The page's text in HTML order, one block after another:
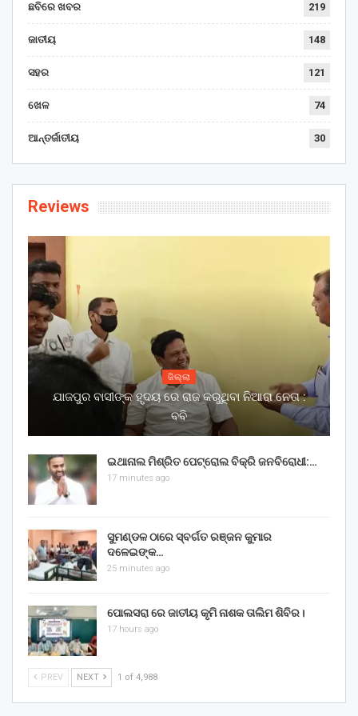
ଛବିରେ ଖବର 219
ଜାତୀୟ 148
ସହର 121
ଖେଳ 74
ଆନ୍ତର୍ଜାତୀୟ 30
Reviews
ଜିଲ୍ଲା
ଯାଜପୁର ବାସୀଙ୍କ ହୃଦୟ ରେ ରାଜ କରୁଥିବା ନିଆରା ନେତା :
ବବି
ଇଥାନାଲ ମିଶ୍ରିତ ପେଟ୍ରୋଲ ବିକ୍ରି ଜନବିରୋଧୀ:…
17 minutes ago
ସୁମଣ୍ଡଳ ଠାରେ ସ୍ବର୍ଗତ ରଞ୍ଜନ କୁମାର
ଦଳେଇଙ୍କ…
25 minutes ago
ପୋଲସରା ରେ ଜାତୀୟ କୃମି ନାଶକ ତାଲିମ ଶିବିର।
17 hours ago
PREV NEXT 1 of 4,988